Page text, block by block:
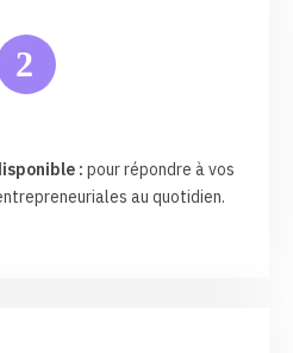
2
: pour répondre à vos
au quotidien.